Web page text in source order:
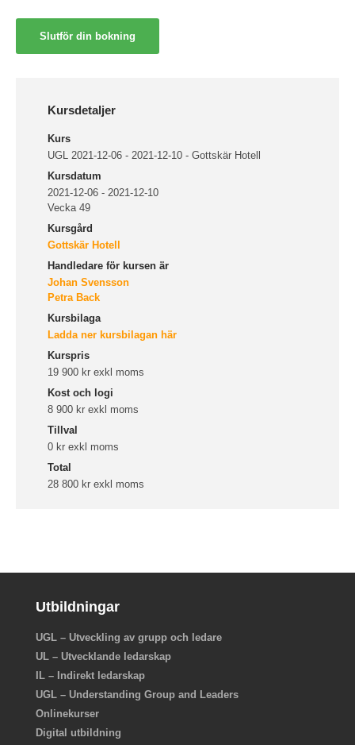
Kursdetaljer
Kurs
UGL 2021-12-06 - 2021-12-10 - Gottskär Hotell
Kursdatum
2021-12-06 - 2021-12-10
Vecka 49
Kursgård
Gottskär Hotell
Handledare för kursen är
Johan Svensson
Petra Back
Kursbilaga
Ladda ner kursbilagan här
Kurspris
19 900 kr exkl moms
Kost och logi
8 900 kr exkl moms
Tillval
0 kr exkl moms
Total
28 800 kr exkl moms
Utbildningar
UGL – Utveckling av grupp och ledare
UL – Utvecklande ledarskap
IL – Indirekt ledarskap
UGL – Understanding Group and Leaders
Onlinekurser
Digital utbildning